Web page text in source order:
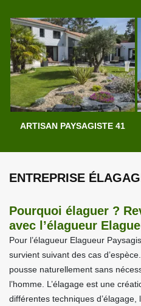
ARTISAN PAYSAGISTE 41
ENTREPRISE
Pourquoi élaguer ?
avec l’élagueur
Pour l’élagueur Elagueur
survient suivant des cas
pousse naturellement sans
l’homme. L’élagage est une
différentes techniques d’élagage,